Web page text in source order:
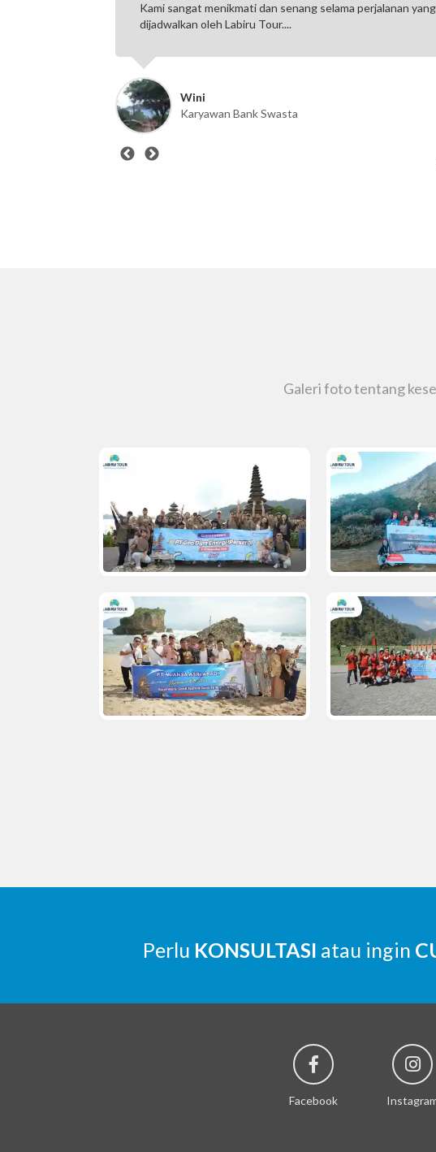
Kami sangat menikmati dan senang selama perjalanan yang
dijadwalkan oleh Labiru Tour....
Karyawan Bank Swasta
Galeri foto tentang
Perlu KONSULTASI atau ingin
Facebook